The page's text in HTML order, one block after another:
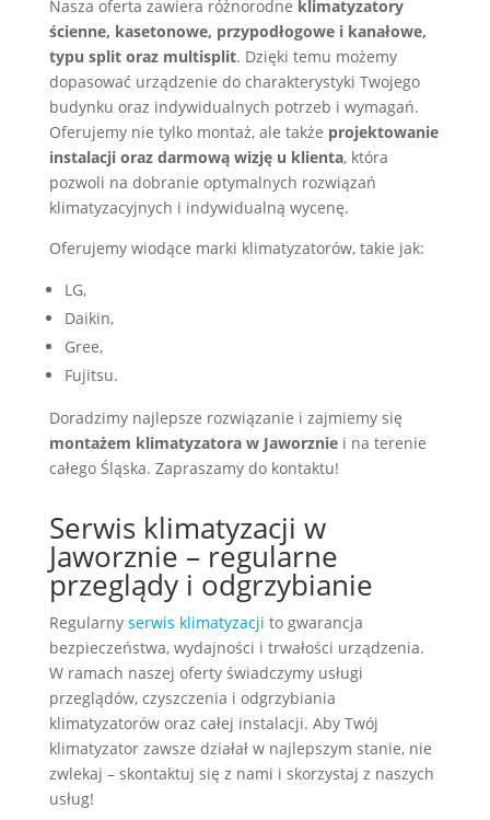
Nasza oferta zawiera różnorodne klimatyzatory
ścienne, kasetonowe, przypodłogowe i kanałowe,
typu split oraz multisplit. Dzięki temu możemy
dopasować urządzenie do charakterystyki Twojego
budynku oraz indywidualnych potrzeb i wymagań.
Oferujemy nie tylko montaż, ale także projektowanie
instalacji oraz darmową wizję u klienta, która
pozwoli na dobranie optymalnych rozwiązań
klimatyzacyjnych i indywidualną wycenę.
Oferujemy wiodące marki klimatyzatorów, takie jak:
LG,
Daikin,
Gree,
Fujitsu.
Doradzimy najlepsze rozwiązanie i zajmiemy się
montażem klimatyzatora w Jaworzniei na terenie
całego Śląska. Zapraszamy do kontaktu!
Serwis klimatyzacji w
Jaworznie – regularne
przeglądy i odgrzybianie
Regularny serwis klimatyzacji to gwarancja
bezpieczeństwa, wydajności i trwałości urządzenia.
W ramach naszej oferty świadczymy usługi
przeglądów, czyszczenia i odgrzybiania
klimatyzatorów oraz całej instalacji. Aby Twój
klimatyzator zawsze działał w najlepszym stanie, nie
zwlekaj – skontaktuj się z nami i skorzystaj z naszych
usług!